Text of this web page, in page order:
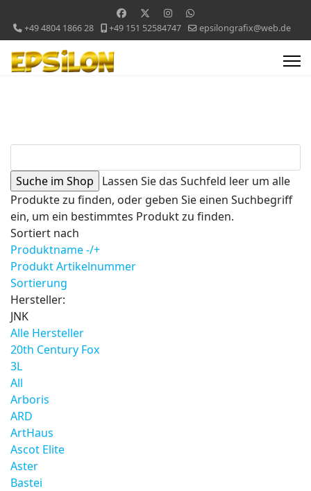
+49 4804 1866 28 +49 151 52584747 epsilongrafix@web.de
Lassen Sie das Suchfeld leer um alle
Produkte zu finden, oder geben Sie einen Suchbegriff
ein, um ein bestimmtes Produkt zu finden.
Sortiert nach
Produktname -/+
Produkt Artikelnummer
Sortierung
Hersteller:
JNK
Alle Hersteller
20th Century Fox
3L
All
Arboris
ARD
ArtHaus
Ascot Elite
Aster
Bastei